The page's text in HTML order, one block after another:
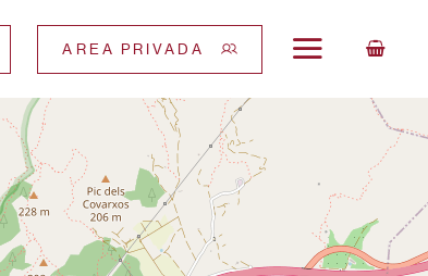
AREA PRIVADA